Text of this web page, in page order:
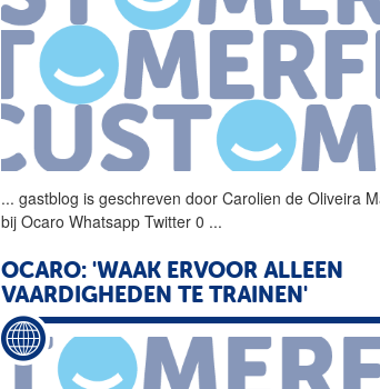
... gastblog is geschreven doorCarolien de Oliveira
bij Ocaro Whatsapp Twitter 0 ...
OCARO: 'WAAK ERVOOR ALLEEN
VAARDIGHEDEN TE TRAINEN'